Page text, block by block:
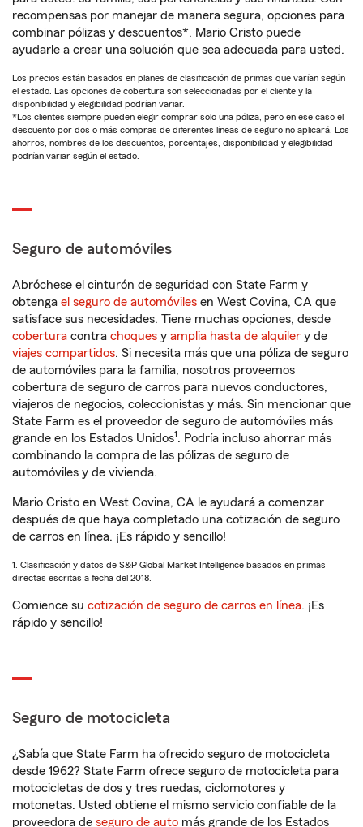
recompensas por manejar de manera segura, opciones para
combinar pólizas y descuentos*, Mario Cristo puede
ayudarle a crear una solución que sea adecuada para usted.
Los precios están basados en planes de clasificación de primas que varían según
el estado. Las opciones de cobertura son seleccionadas por el cliente y la
disponibilidad y elegibilidad podrían variar.
*Los clientes siempre pueden elegir comprar solo una póliza, pero en ese caso el
descuento por dos o más compras de diferentes líneas de seguro no aplicará. Los
ahorros, nombres de los descuentos, porcentajes, disponibilidad y elegibilidad
podrían variar según el estado.
Seguro de automóviles
Abróchese el cinturón de seguridad con State Farm y
obtenga el seguro de automóviles en West Covina, CA que
satisface sus necesidades. Tiene muchas opciones, desde
cobertura contra choques y amplia hasta de alquiler y de
viajes compartidos. Si necesita más que una póliza de seguro
de automóviles para la familia, nosotros proveemos
cobertura de seguro de carros para nuevos conductores,
viajeros de negocios, coleccionistas y más. Sin mencionar que
State Farm es el proveedor de seguro de automóviles más
grande en los Estados Unidos1. Podría incluso ahorrar más
combinando la compra de las pólizas de seguro de
automóviles y de vivienda.
Mario Cristo en West Covina, CA le ayudará a comenzar
después de que haya completado una cotización de seguro
de carros en línea. ¡Es rápido y sencillo!
1. Clasificación y datos de S&P Global Market Intelligence basados en primas
directas escritas a fecha del 2018.
Comience su cotización de seguro de carros en línea. ¡Es
rápido y sencillo!
Seguro de motocicleta
¿Sabía que State Farm ha ofrecido seguro de motocicleta
desde 1962? State Farm ofrece seguro de motocicleta para
motocicletas de dos y tres ruedas, ciclomotores y
motonetas. Usted obtiene el mismo servicio confiable de la
proveedora de seguro de auto más grande de los Estados